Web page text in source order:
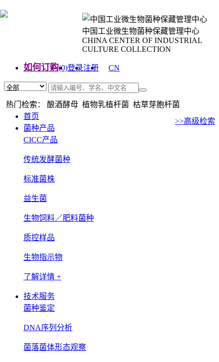
中国工业微生物菌种保藏管理中心
CHINA CENTER OF INDUSTRIAL
CULTURE COLLECTION
如何订购(0)登录注册
CN
热门检索： 酿酒酵母 植物乳植杆菌 枯草芽胞杆菌
>>高级检索
首页
菌种产品
CICC产品
传统发酵菌种
标准菌株
益生菌
生物饲料／肥料菌种
质控样品
生物指示物
了解详情 +
技术服务
菌种鉴定
DNA序列分析
菌落菌体形态观察